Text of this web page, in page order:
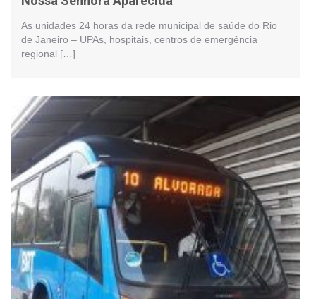
As unidades 24 horas da rede municipal de saúde do Rio
de Janeiro – UPAs, hospitais, centros de emergência
regional […]